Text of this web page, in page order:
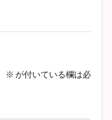
※ が付いている欄は必